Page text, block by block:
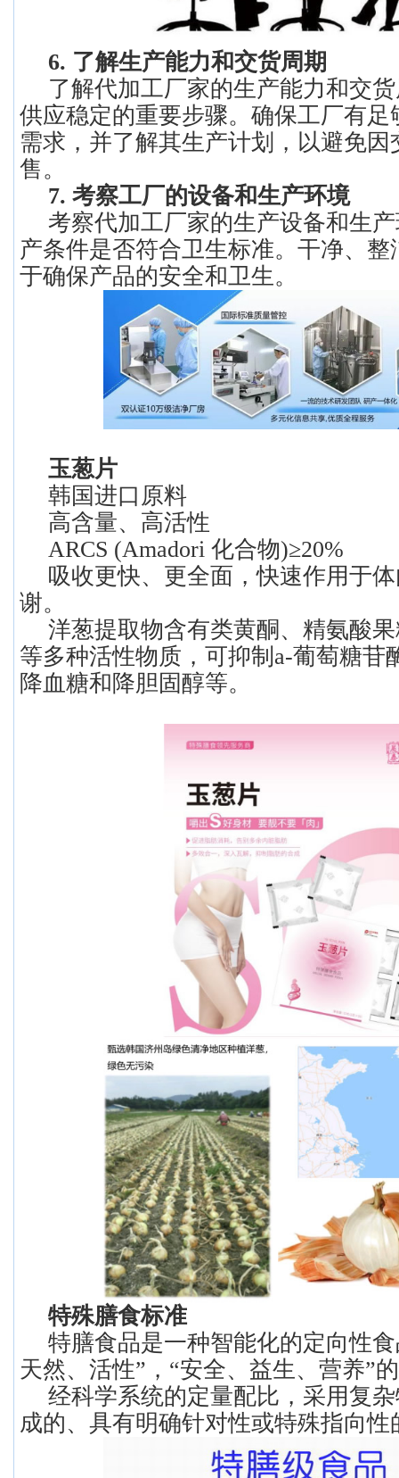
6. 了解生产能力和交货周期
了解代加工厂家的生产能力和交
供应稳定的重要步骤。确保工厂有足
需求，并了解其生产计划，以避免
售。
7. 考察工厂的设备和生产环境
考察代加工厂家的生产设备和生
产条件是否符合卫生标准。干净、
于确保产品的安全和卫生。
玉葱片
韩国进口原料
高含量、高活性
ARCS (Amadori 化合物)≥20%
吸收更快、更全面，快速作用于
谢。
洋葱提取物含有类黄酮、精氨酸
等多种活性物质，可抑制a-葡萄糖苷
降血糖和降胆固醇等。
特殊膳食标准
特膳食品是一种智能化的定向性
天然、活性”，“安全、益生、营养”
经科学系统的定量配比，采用复
成的、具有明确针对性或特殊指向性